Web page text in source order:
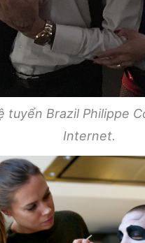
tuyển Brazil Philippe
Internet.